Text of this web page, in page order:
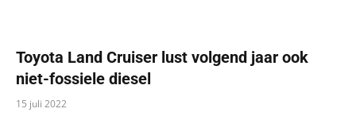
Toyota Land Cruiser lust volgend jaar ook
niet-fossiele diesel
15 juli 2022